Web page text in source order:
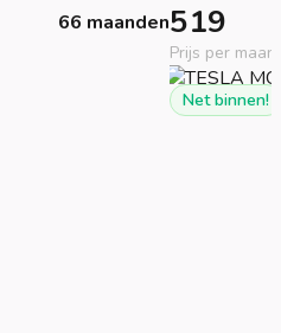
66 maanden519
Prijs per
Net binnen!